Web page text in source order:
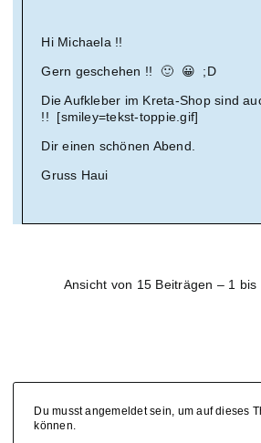
Hi Michaela !!
Gern geschehen !! 🙂 😀 ;D
Die Aufkleber im Kreta-Shop sind
!! [smiley=tekst-toppie.gif]
Dir einen schönen Abend.
Gruss Haui
Ansicht von 15 Beiträgen – 1
Du musst angemeldet sein, um auf dieses
können.